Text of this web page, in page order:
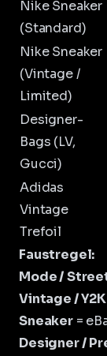
Nike Sneaker
(Standard)
Nike Sneaker
(Vintage /
Limited)
Designer-
Bags (LV,
Gucci)
Adidas
Vintage
Trefoil
Faustregel:
Mode /
Vintage / Y2K
Sneaker=
Designer /